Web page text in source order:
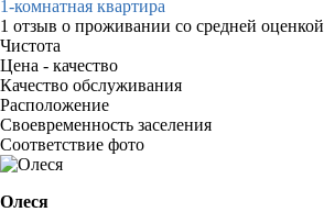
1-комнатная квартира
1 отзыв о проживании со средней оценкой
Чистота
Цена - качество
Качество обслуживания
Расположение
Своевременность заселения
Соответствие фото
Олеся